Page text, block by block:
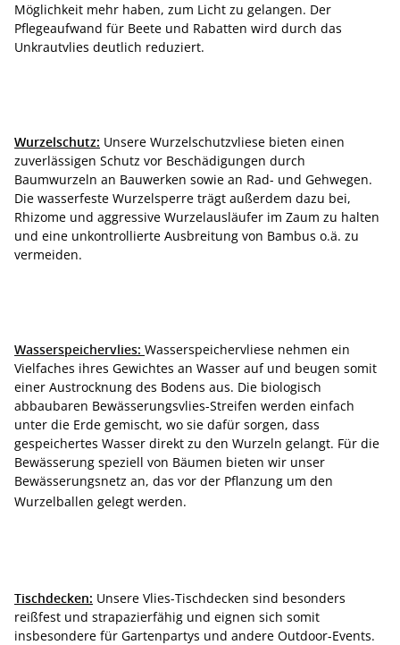
Möglichkeit mehr haben, zum Licht zu gelangen. Der
Pflegeaufwand für Beete und Rabatten wird durch das
Unkrautvlies deutlich reduziert.
Wurzelschutz: Unsere Wurzelschutzvliese bieten einen
zuverlässigen Schutz vor Beschädigungen durch
Baumwurzeln an Bauwerken sowie an Rad- und Gehwegen.
Die wasserfeste Wurzelsperre trägt außerdem dazu bei,
Rhizome und aggressive Wurzelausläufer im Zaum zu halten
und eine unkontrollierte Ausbreitung von Bambus o.ä. zu
vermeiden.
Wasserspeichervlies: Wasserspeichervliese nehmen ein
Vielfaches ihres Gewichtes an Wasser auf und beugen somit
einer Austrocknung des Bodens aus. Die biologisch
abbaubaren Bewässerungsvlies-Streifen werden einfach
unter die Erde gemischt, wo sie dafür sorgen, dass
gespeichertes Wasser direkt zu den Wurzeln gelangt. Für die
Bewässerung speziell von Bäumen bieten wir unser
Bewässerungsnetz an, das vor der Pflanzung um den
Wurzelballen gelegt werden.
Tischdecken: Unsere Vlies-Tischdecken sind besonders
reißfest und strapazierfähig und eignen sich somit
insbesondere für Gartenpartys und andere Outdoor-Events.